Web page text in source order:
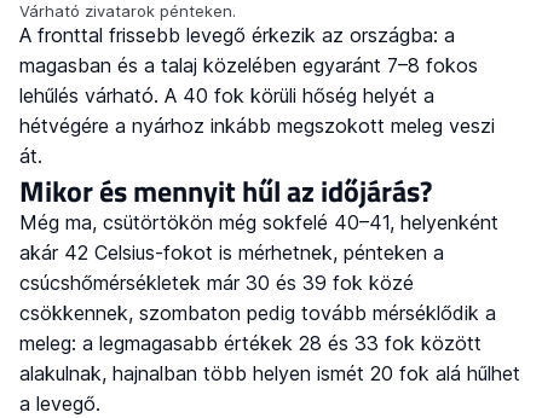
Várható zivatarok pénteken.
A fronttal frissebb levegő érkezik az országba: a
magasban és a talaj közelében egyaránt 7–8 fokos
lehűlés várható. A 40 fok körüli hőség helyét a
hétvégére a nyárhoz inkább megszokott meleg veszi
át.
Mikor és mennyit hűl az időjárás?
Még ma, csütörtökön még sokfelé 40–41, helyenként
akár 42 Celsius-fokot is mérhetnek, pénteken a
csúcshőmérsékletek már 30 és 39 fok közé
csökkennek, szombaton pedig tovább mérséklődik a
meleg: a legmagasabb értékek 28 és 33 fok között
alakulnak, hajnalban több helyen ismét 20 fok alá hűlhet
a levegő.